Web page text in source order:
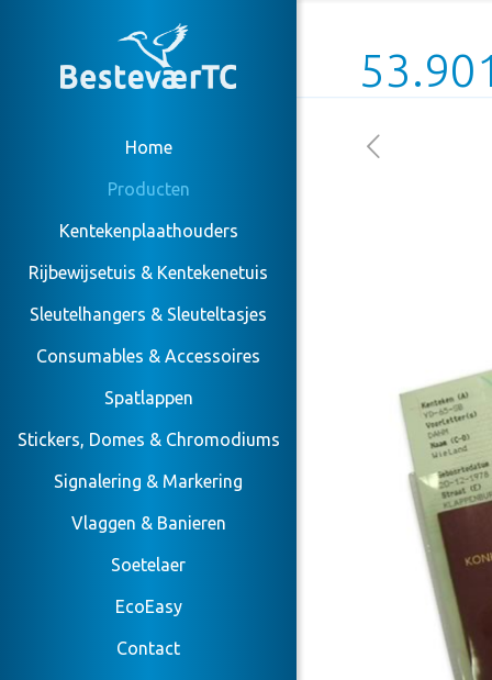
Home
Producten
Kentekenplaathouders
Rijbewijsetuis & Kentekenetuis
Sleutelhangers & Sleuteltasjes
Consumables & Accessoires
Spatlappen
Stickers, Domes & Chromodiums
Signalering & Markering
Vlaggen & Banieren
Soetelaer
EcoEasy
Contact